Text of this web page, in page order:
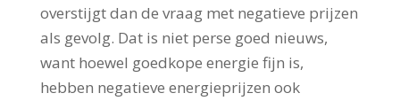
overstijgt dan de vraag met negatieve prijzen
als gevolg. Dat is niet perse goed nieuws,
want hoewel goedkope energie fijn is,
hebben negatieve energieprijzen ook